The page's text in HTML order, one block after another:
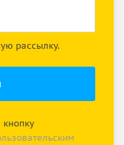
рассылку.